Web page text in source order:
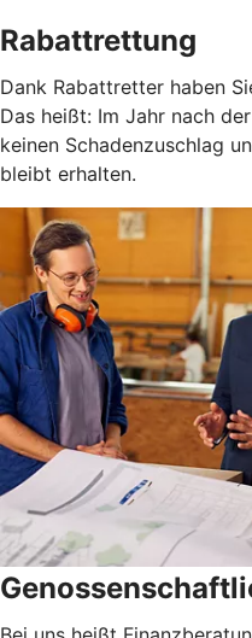
Rabattrettung
Dank Rabattretter haben
Das heißt: Im Jahr nach
keinen Schadenzuschlag
bleibt erhalten.